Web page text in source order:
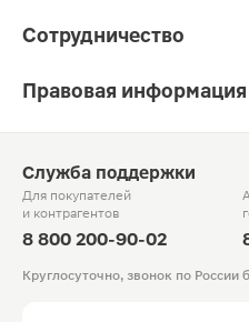
Сотрудничество
Правовая информация
Служба поддержки
Для покупателей
и контрагентов
8 800 200-90-02
Круглосуточно, звонок по России